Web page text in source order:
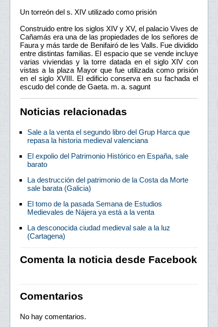
Un torreón del s. XIV utilizado como prisión
Construido entre los siglos XIV y XV, el palacio Vives de
Cañamás era una de las propiedades de los señores de
Faura y más tarde de Benifairó de les Valls. Fue dividido
entre distintas familias. El espacio que se vende incluye
varias viviendas y la torre datada en el siglo XIV con
vistas a la plaza Mayor que fue utilizada como prisión
en el siglo XVIII. El edificio conserva en su fachada el
escudo del conde de Gaeta. m. a. sagunt
Noticias relacionadas
Sale a la venta el segundo libro del Grup Harca que
repasa la historia medieval valenciana
El expolio del Patrimonio Histórico en España, sale
barato
La destrucción del patrimonio de la Costa da Morte
sale barata (Galicia)
El tomo de la pasada Semana de Estudios
Medievales de Nájera ya está a la venta
La desconocida ciudad medieval sale a la luz
(Cartagena)
Comenta la noticia desde Facebook
Comentarios
No hay comentarios.